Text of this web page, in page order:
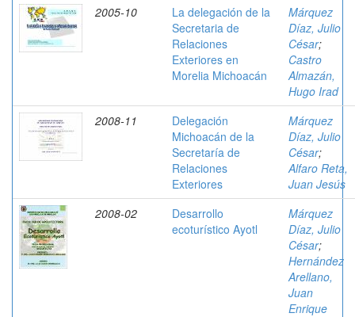
2005-10
La delegación de la
Secretaria de
Relaciones
Exteriores en
Morelia Michoacán
Márquez
Díaz, Julio
César;
Castro
Almazán,
Hugo Irad
2008-11
Delegación
Michoacán de la
Secretaría de
Relaciones
Exteriores
Márquez
Díaz, Julio
César;
Alfaro Reta,
Juan Jesús
2008-02
Desarrollo
ecoturístico Ayotl
Márquez
Díaz, Julio
César;
Hernández
Arellano,
Juan
Enrique